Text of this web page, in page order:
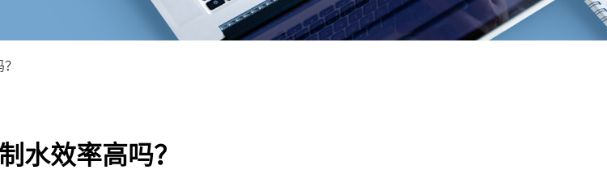
水效率高吗？